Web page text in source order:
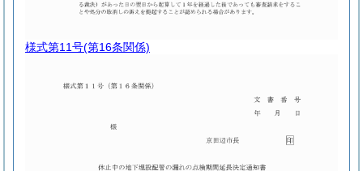
様式第11号(第16条関係)